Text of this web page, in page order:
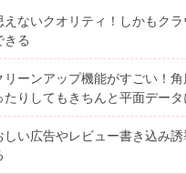
えないクオリティ！しかもクラ
きる
リーンアップ機能がすごい！
たりしてもきちんと平面データ
しい広告やレビュー書き込み